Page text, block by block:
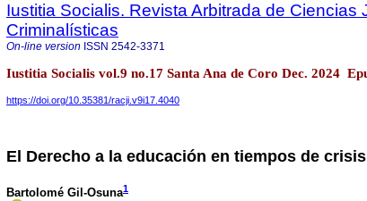
Iustitia Socialis. Revista Arbitrada de Ciencias
Criminalísticas
On-line version ISSN 2542-3371
Iustitia Socialis vol.9 no.17 Santa Ana de Coro Dec. 2024
https://doi.org/10.35381/racji.v9i17.4040
El Derecho a la educación en tiempos de crisis
Bartolomé Gil-Osuna1